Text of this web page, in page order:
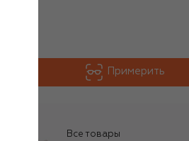
Примерить
Все товары